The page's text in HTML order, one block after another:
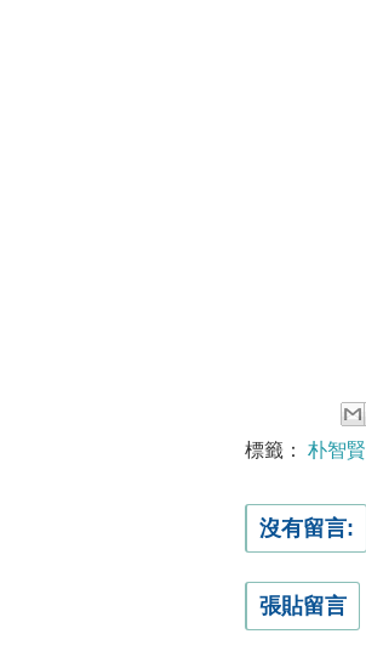
標籤： 朴智賢
沒有留言:
張貼留言